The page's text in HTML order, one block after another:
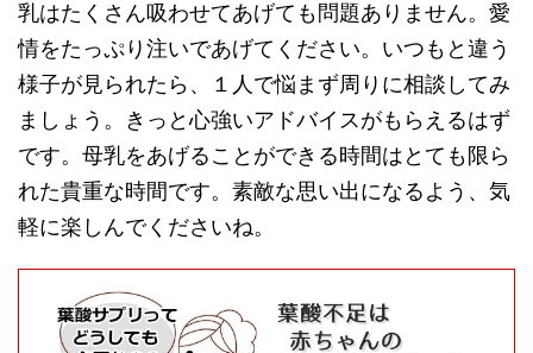
乳はたくさん吸わせてあげても問題ありません。愛
情をたっぷり注いであげてください。いつもと違う
様子が見られたら、１人で悩まず周りに相談してみ
ましょう。きっと心強いアドバイスがもらえるはず
です。母乳をあげることができる時間はとても限ら
れた貴重な時間です。素敵な思い出になるよう、気
軽に楽しんでくださいね。